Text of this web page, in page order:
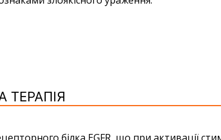
ТЕРАПІЯ
білка EGFR, що при активації